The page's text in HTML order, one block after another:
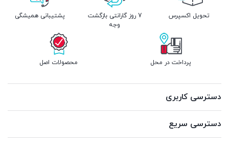
تحویل اکسپرس
7 روز گارانتی بازگشت
وجه
پشتیبانی همیشگی
پرداخت در محل محصولات اصل
دسترسی کاربری
دسترسی سریع